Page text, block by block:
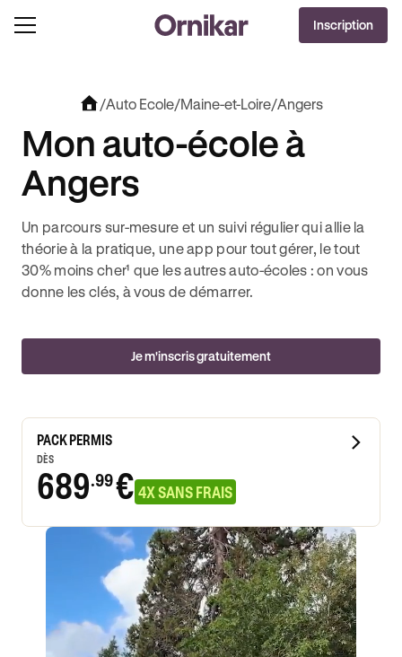
OFFRE EXCLUSIVE
OFFERTS AVEC REVOLUT + 3 MOIS DEEZER PREMIUM OFFERTS* !J'EN PROFITE !
Inscription
/Auto Ecole/Maine-et-Loire/Angers
Mon auto-école à
Angers
Un parcours sur-mesure et un suivi régulier qui allie la
théorie à la pratique, une app pour tout gérer, le tout
30% moins cher¹ que les autres auto-écoles : on vous
donne les clés, à vous de démarrer.
Je m'inscris gratuitement
PACK PERMIS
DÈS
689.99€ 4X SANS FRAIS